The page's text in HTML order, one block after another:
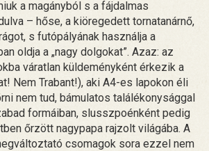
a magányból s a fájdalmas
– hőse, a kiöregedett tornatanárnő,
s futópályának használja a
oldja a „nagy dolgokat”. Azaz: az
váratlan küldeményként érkezik a
Nem Trabant!), aki A4-es lapokon éli
nem tud, bámulatos találékonysággal
formáiban, slusszpoénként pedig
őrzött nagypapa rajzolt világába. A
csomagok sora ezzel nem